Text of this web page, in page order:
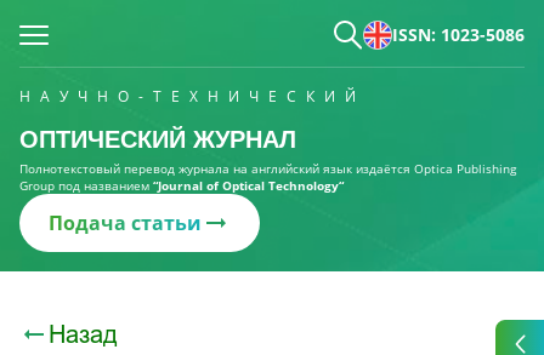
ISSN: 1023-5086
НАУЧНО-ТЕХНИЧЕСКИЙ
ОПТИЧЕСКИЙ ЖУРНАЛ
Полнотекстовый перевод журнала на английский язык издаётся Optica Publishing
Group под названием “Journal of Optical Technology“
Подача статьи
Назад